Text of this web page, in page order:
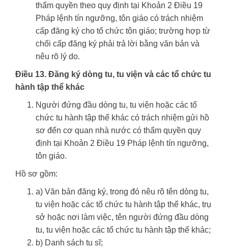
thẩm quyền theo quy định tại Khoản 2 Điều 19
Pháp lệnh tín ngưỡng, tôn giáo có trách nhiệm
cấp đăng ký cho tổ chức tôn giáo; trường hợp từ
chối cấp đăng ký phải trả lời bằng văn bản và
nêu rõ lý do.
Điều 13. Đăng ký dòng tu, tu viện và các tổ chức tu
hành tập thể khác
Người đứng đầu dòng tu, tu viện hoặc các tổ
chức tu hành tập thể khác có trách nhiệm gửi hồ
sơ đến cơ quan nhà nước có thẩm quyền quy
định tại Khoản 2 Điều 19 Pháp lệnh tín ngưỡng,
tôn giáo.
Hồ sơ gồm:
a) Văn bản đăng ký, trong đó nêu rõ tên dòng tu,
tu viện hoặc các tổ chức tu hành tập thể khác, trụ
sở hoặc nơi làm việc, tên người đứng đầu dòng
tu, tu viện hoặc các tổ chức tu hành tập thể khác;
b) Danh sách tu sĩ;